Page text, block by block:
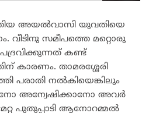
അയല്‍വാസി യുവതിയെ
വീടിനു സമീപത്തെ മറ്റൊരു
കണ്ട്
കാരണം. താമരശ്ശേരി
പരാതി നല്‍കിയെങ്കിലും
അന്വേഷിക്കാനോ അവര്‍
പുതുപ്പാടി ആനോറമ്മല്‍